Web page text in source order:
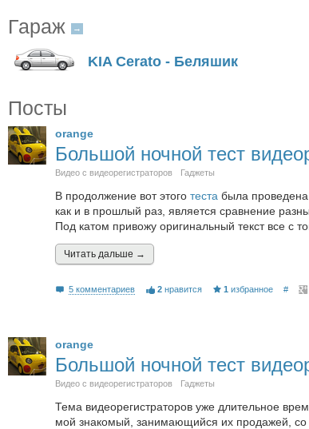
Гараж →
KIA Cerato - Беляшик
Посты
orange
Большой ночной тест
Видео с видеорегистраторов Гаджеты
В продолжение вот этого теста была
как и в прошлый раз, является сравнение
Под катом привожу оригинальный текст все с
Читать дальшe →
5 комментариев 2 нравится 1 избранное #
orange
Большой ночной тест
Видео с видеорегистраторов Гаджеты
Тема видеорегистраторов уже длительное
мой знакомый, занимающийся их продажей,